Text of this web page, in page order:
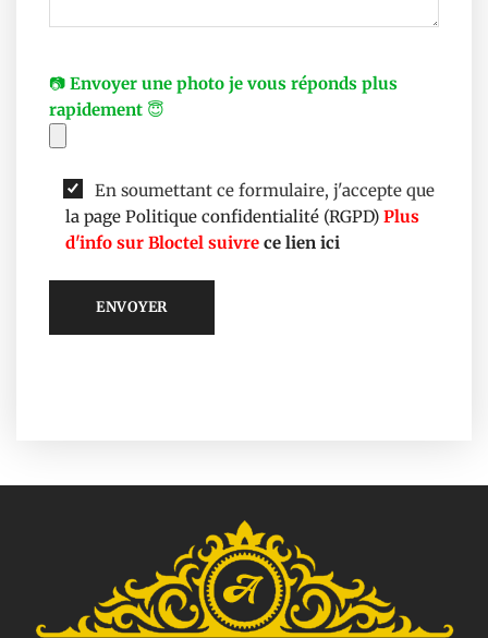
📷 Envoyer une photo je vous réponds plus
rapidement 😇
En soumettant ce formulaire, j'accepte que
la page Politique confidentialité (RGPD) Plus
d'info sur Bloctel suivre ce lien ici